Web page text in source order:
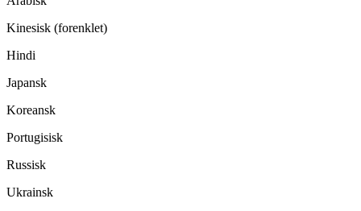
Kinesisk (forenklet)
Hindi
Japansk
Koreansk
Portugisisk
Russisk
Ukrainsk